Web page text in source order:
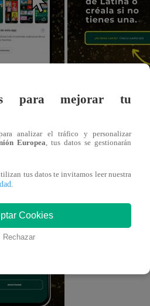
para mejorar tu
analizar el tráfico y personalizar
Europea, tus datos se gestionarán
tus datos te invitamos leer nuestra
.
Cookies
Rechazar